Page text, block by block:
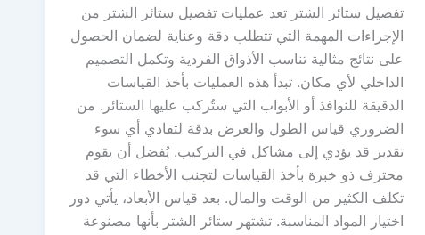
تفصيل ستائر الشتر تعد عمليات تفصيل ستائر الشتر من
الإجراءات المهمة التي تتطلب دقة وعناية لضمان الحصول
على نتائج مثالية تناسب الأذواق الفردية وتكمل التصميم
الداخلي لأي مكان. تبدأ هذه العمليات بأخذ القياسات
الدقيقة للنوافذ أو الأبواب التي ستُركب عليها الستائر. من
الضروري قياس الطول والعرض بدقة لتفادي أي سوء
تقدير قد يؤدي إلى مشاكل في التركيب. يُفضل أن يقوم
محترف ذو خبرة بأخذ القياسات لتجنب الأخطاء التي قد
تكلف الكثير من الوقت والمال. بعد قياس الأبعاد، يأتي دور
اختيار المواد المناسبة. تشتهر ستائر الشتر بأنها مصنوعة